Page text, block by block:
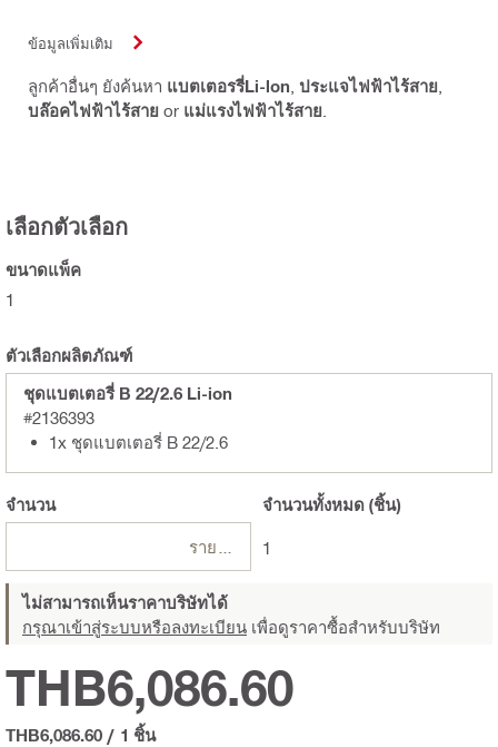
ข้อมูลเพิ่มเติม
ลูกค้าอื่นๆ ยังค้นหา แบตเตอรรี่Li-lon ประแจไฟฟ้าไร้สาย
บล๊อคไฟฟ้าไร้สาย or แม่แรงไฟฟ้าไร้สาย
เลือกตัวเลือก
ขนาดแพ็ค
1
ตัวเลือกผลิตภัณฑ์
ชุดแบตเตอรี่ B 22/2.6 Li-ion
#2136393
1x ชุดแบตเตอรี่ B 22/2.6
จำนวน จำนวนทั้งหมด (ชิ้น)
1
ไม่สามารถเห็นราคาบริษัทได้
กรุณาเข้าสู่ระบบหรือลงทะเบียน เพื่อดูราคาซื้อสำหรับบริษัท
THB6,086.60
THB6,086.60 / 1 ชิ้น